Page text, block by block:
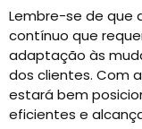
Lembre-se de que
contínuo que
adaptação às
dos clientes. Com
estará bem
eficientes e